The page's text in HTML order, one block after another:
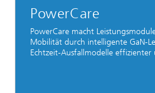
PowerCare
PowerCare macht
Mobilität durch intelligente GaN-
Echtzeit-Ausfallmodelle effizienter